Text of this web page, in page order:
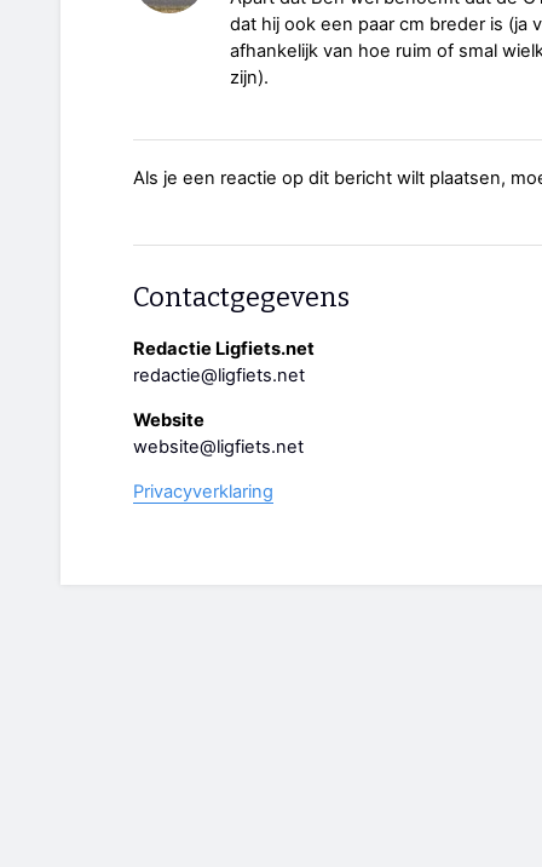
dat hij ook een paar cm breder is (ja
afhankelijk van hoe ruim of smal
zijn).
Als je een reactie op dit bericht wilt plaatsen,
Contactgegevens
Redactie Ligfiets.net
redactie@ligfiets.net
Website
website@ligfiets.net
Privacyverklaring